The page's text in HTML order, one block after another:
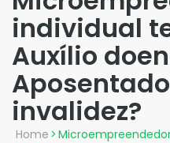
individual
Auxílio
invalidez?
Home >